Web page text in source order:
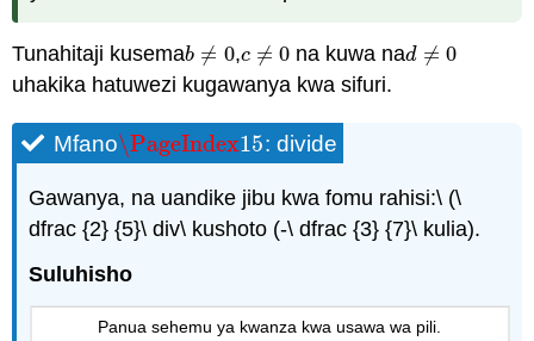
Tunahitaji kusemab ≠ 0
b ≠0 ,c ≠ 0
c ≠0 na kuwa nad ≠ 0
d ≠0
uhakika hatuwezi kugawanya kwa sifuri.
Mfano\PageIndex15
\PageIndex15: divide
Gawanya, na uandike jibu kwa fomu rahisi:\ (\
dfrac {2} {5}\ div\ kushoto (-\ dfrac {3} {7}\ kulia).
Suluhisho
Panua sehemu ya kwanza kwa usawa wa pili.